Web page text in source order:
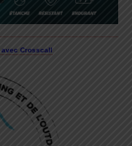
Crosscall